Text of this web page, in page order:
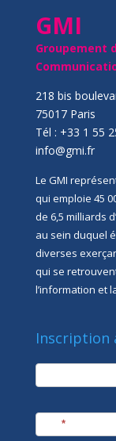
GMI
Groupement
218 bis
75017 Paris
Tél : +33 1 55
info@gmi.fr
Le GMI
qui emploie 45
de 6,5 milliards
au sein duquel
diverses
qui se
l’information et
Inscription
newsletter
*